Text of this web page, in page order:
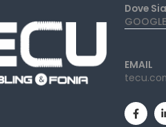
Dove
EMAIL